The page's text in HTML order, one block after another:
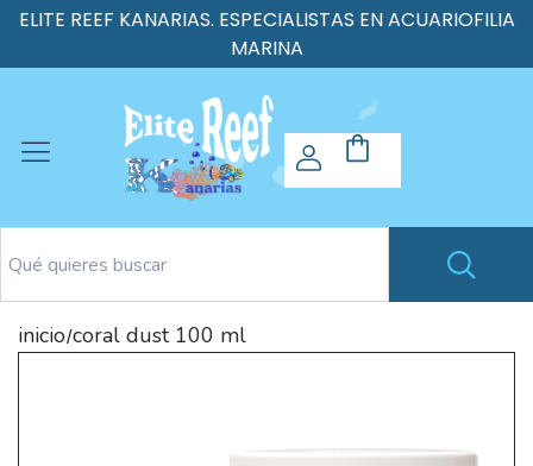
ELITE REEF KANARIAS. ESPECIALISTAS EN ACUARIOFILIA
MARINA
inicio/coral dust 100 ml